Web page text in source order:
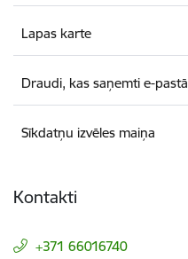
Lapas karte
Draudi, kas saņemti e-pastā
Sīkdatņu izvēles maiņa
Kontakti
+371 66016740